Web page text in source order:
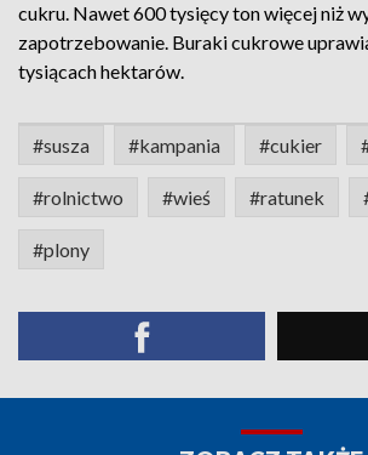
cukru. Nawet 600 tysięcy ton więcej niż
zapotrzebowanie. Buraki cukrowe
tysiącach hektarów.
#susza #kampania #cukier
#rolnictwo #wieś #ratunek
#plony